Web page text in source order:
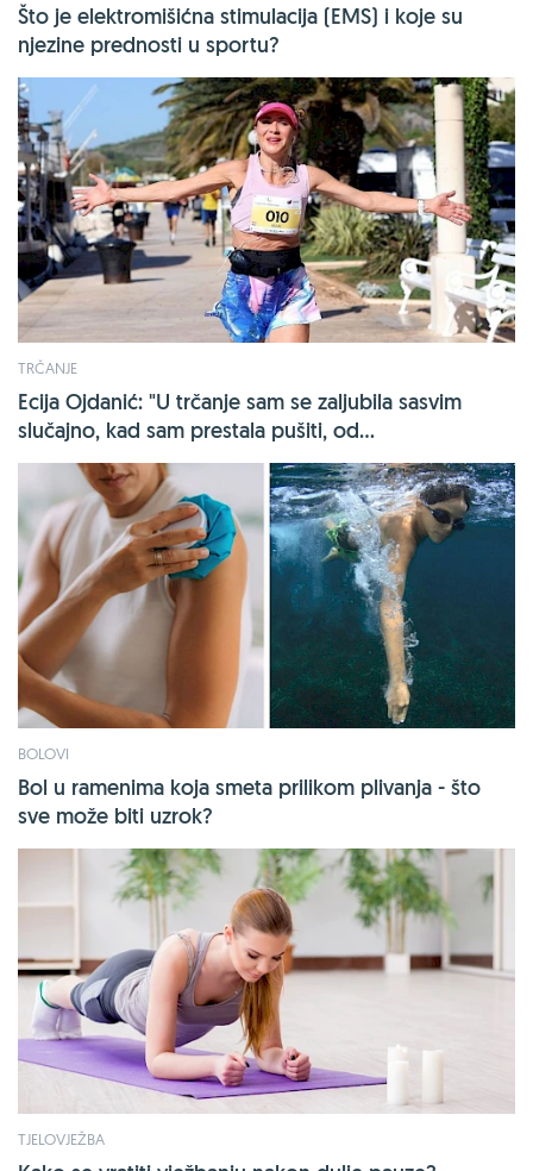
Što je elektromišićna stimulacija (EMS) i koje su
njezine prednosti u sportu?
TRČANJE
Ecija Ojdanić: "U trčanje sam se zaljubila sasvim
slučajno, kad sam prestala pušiti, od...
BOLOVI
Bol u ramenima koja smeta prilikom plivanja - što
sve može biti uzrok?
TJELOVJEŽBA